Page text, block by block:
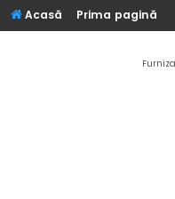
Acasă Prima pagină